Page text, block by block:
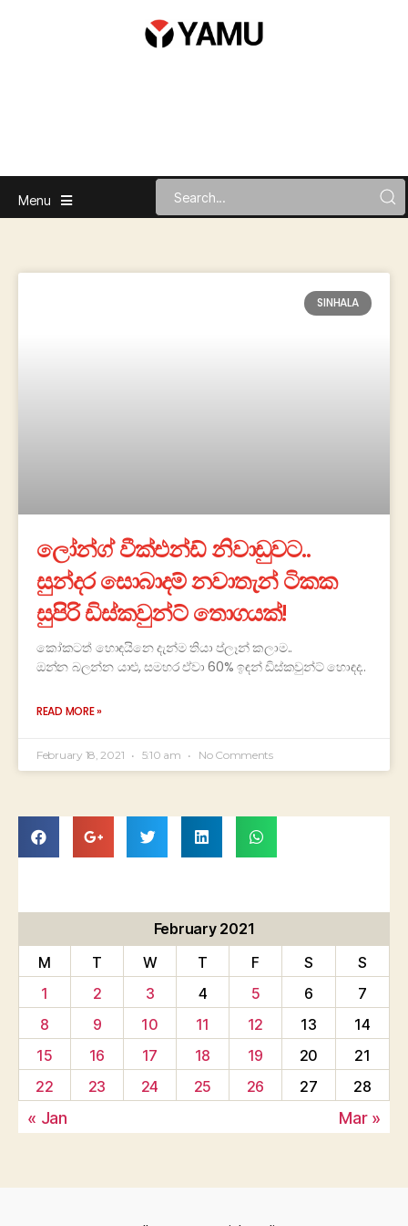
Menu
SINHALA
ලෝන්ග් වීක්එන්ඩ් නිවාඩුවට..
සුන්දර සොබාදම් නවාතැන් ටිකක
සුපිරි ඩිස්කවුන්ට් තොගයක්!
කෝකටත් හොඳයිනෙ දැන්ම තියා ප්ලෑන් කලාම..
ඔන්න බලන්න යාළු, සමහර ඒවා 60% ඉඳන් ඩිස්කවුන්ට් හොඳද..
READ MORE »
February 18, 2021 5:10 am No Comments
February 2021
M
T W T F S
S
1
2 3 4 5 6
7
8
9 10 11 12 13
14
15
16 17 18 19 20
21
22
23 24 25 26 27 28
« Jan Mar »